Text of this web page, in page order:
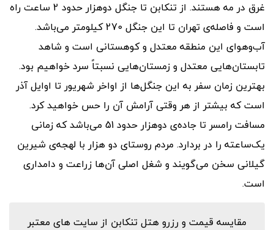
غرق در مه هستند. از تنکابن تا جنگل دوهزار حدود 2 ساعت راه
است و فاصله‌ی تهران تا این جنگل 270 کیلومتر می‌باشد.
آب‌وهوای این منطقه معتدل و کوهستانی است و شاهد
تابستان‌هایی معتدل و زمستان‌هایی نسبتاً سرد خواهیم بود.
بهترین زمان سفر به این جنگل‌ها از اواخر شهریور تا اوایل آذر
است که بیشتر از هر وقتی آرامش آن را حس خواهید کرد.
مسافت رامسر تا جاده‌ی دوهزار حدود 51 می‌باشد که زمانی
یک‌ساعته را در بردارد. مردم روستای دو هزار با لهجه‌ی شیرین
گیلانی سخن می‌گویند و شغل اصلی آن‌ها زراعت و دامداری
است.
مقایسه قیمت و رزرو هتل تنکابن از سایت های معتبر